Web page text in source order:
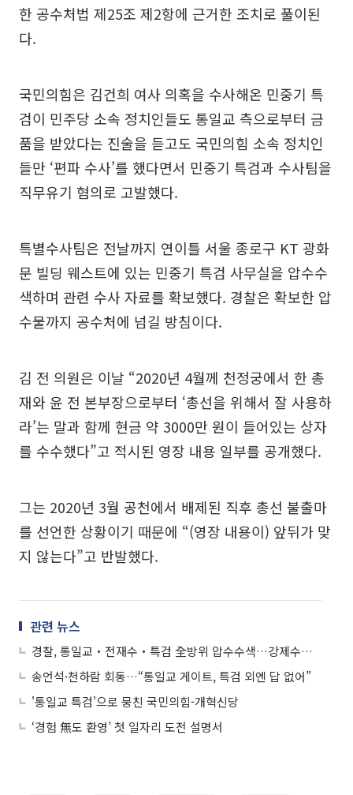
한 공수처법 제25조 제2항에 근거한 조치로 풀이된
다.
국민의힘은 김건희 여사 의혹을 수사해온 민중기 특
검이 민주당 소속 정치인들도 통일교 측으로부터 금
품을 받았다는 진술을 듣고도 국민의힘 소속 정치인
들만 ‘편파 수사’를 했다면서 민중기 특검과 수사팀을
직무유기 혐의로 고발했다.
특별수사팀은 전날까지 연이틀 서울 종로구 KT 광화
문 빌딩 웨스트에 있는 민중기 특검 사무실을 압수수
색하며 관련 수사 자료를 확보했다. 경찰은 확보한 압
수물까지 공수처에 넘길 방침이다.
김 전 의원은 이날 “2020년 4월께 천정궁에서 한 총
재와 윤 전 본부장으로부터 ‘총선을 위해서 잘 사용하
라’는 말과 함께 현금 약 3000만 원이 들어있는 상자
를 수수했다”고 적시된 영장 내용 일부를 공개했다.
그는 2020년 3월 공천에서 배제된 직후 총선 불출마
를 선언한 상황이기 때문에 “(영장 내용이) 앞뒤가 맞
지 않는다”고 반발했다.
관련 뉴스
경찰, 통일교‧전재수‧특검 全방위 압수수색…강제수사 착수
송언석·천하람 회동…“통일교 게이트, 특검 외엔 답 없어”
'통일교 특검'으로 뭉친 국민의힘-개혁신당
‘경험 無도 환영’ 첫 일자리 도전 설명서